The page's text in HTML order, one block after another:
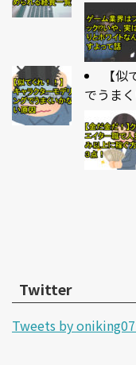
【
でうま
Twitter
Tweets by